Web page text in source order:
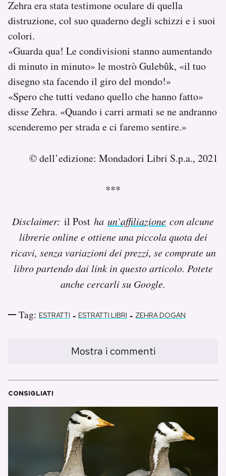
Zehra era stata testimone oculare di quella
distruzione, col suo quaderno degli schizzi e i suoi
colori.
«Guarda qua! Le condivisioni stanno aumentando
di minuto in minuto» le mostrò Gulebûk, «il tuo
disegno sta facendo il giro del mondo!»
«Spero che tutti vedano quello che hanno fatto»
disse Zehra. «Quando i carri armati se ne andranno
scenderemo per strada e ci faremo sentire.»
© dell’edizione: Mondadori Libri S.p.a., 2021
***
Disclaimer: il Post ha un’affiliazione con alcune
librerie online e ottiene una piccola quota dei
ricavi, senza variazioni dei prezzi, se comprate un
libro partendo dai link in questo articolo. Potete
anche cercarli su Google.
Tag: ESTRATTI - ESTRATTI LIBRI - ZEHRA DOGAN
Mostra i commenti
CONSIGLIATI